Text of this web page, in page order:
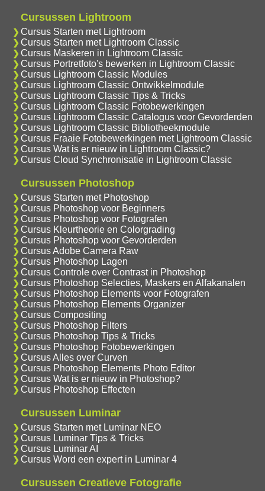
Cursussen Lightroom
Cursus Starten met Lightroom
Cursus Starten met Lightroom Classic
Cursus Maskeren in Lightroom Classic
Cursus Portretfoto's bewerken in Lightroom Classic
Cursus Lightroom Classic Modules
Cursus Lightroom Classic Ontwikkelmodule
Cursus Lightroom Classic Tips & Tricks
Cursus Lightroom Classic Fotobewerkingen
Cursus Lightroom Classic Catalogus voor Gevorderden
Cursus Lightroom Classic Bibliotheekmodule
Cursus Fraaie Fotobewerkingen met Lightroom Classic
Cursus Wat is er nieuw in Lightroom Classic?
Cursus Cloud Synchronisatie in Lightroom Classic
Cursussen Photoshop
Cursus Starten met Photoshop
Cursus Photoshop voor Beginners
Cursus Photoshop voor Fotografen
Cursus Kleurtheorie en Colorgrading
Cursus Photoshop voor Gevorderden
Cursus Adobe Camera Raw
Cursus Photoshop Lagen
Cursus Controle over Contrast in Photoshop
Cursus Photoshop Selecties, Maskers en Alfakanalen
Cursus Photoshop Elements voor Fotografen
Cursus Photoshop Elements Organizer
Cursus Compositing
Cursus Photoshop Filters
Cursus Photoshop Tips & Tricks
Cursus Photoshop Fotobewerkingen
Cursus Alles over Curven
Cursus Photoshop Elements Photo Editor
Cursus Wat is er nieuw in Photoshop?
Cursus Photoshop Effecten
Cursussen Luminar
Cursus Starten met Luminar NEO
Cursus Luminar Tips & Tricks
Cursus Luminar AI
Cursus Word een expert in Luminar 4
Cursussen Creatieve Fotografie